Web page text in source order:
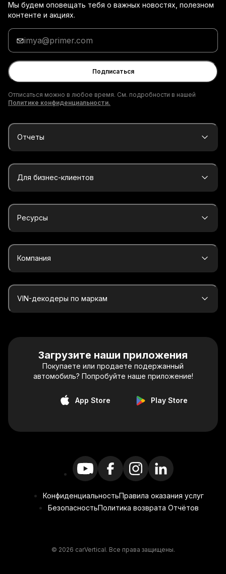
Мы будем оповещать тебя о важных новостях, полезном
контенте и акциях.
Введи
адрес
электронной
почты
Подписаться
Отписаться можно в любое время. См. подробности в нашей
Политике конфиденциальности.
Отчеты
Для бизнес-клиентов
Ресурсы
Компания
VIN-декодеры по маркам
Загрузите наши приложения
Покупаете или продаете подержанный
автомобиль? Попробуйте наше приложение!
App Store Play Store
КонфиденциальностьПравила оказания услуг
БезопасностьПолитика возврата Отчётов
© 2026 carVertical. Все права защищены.